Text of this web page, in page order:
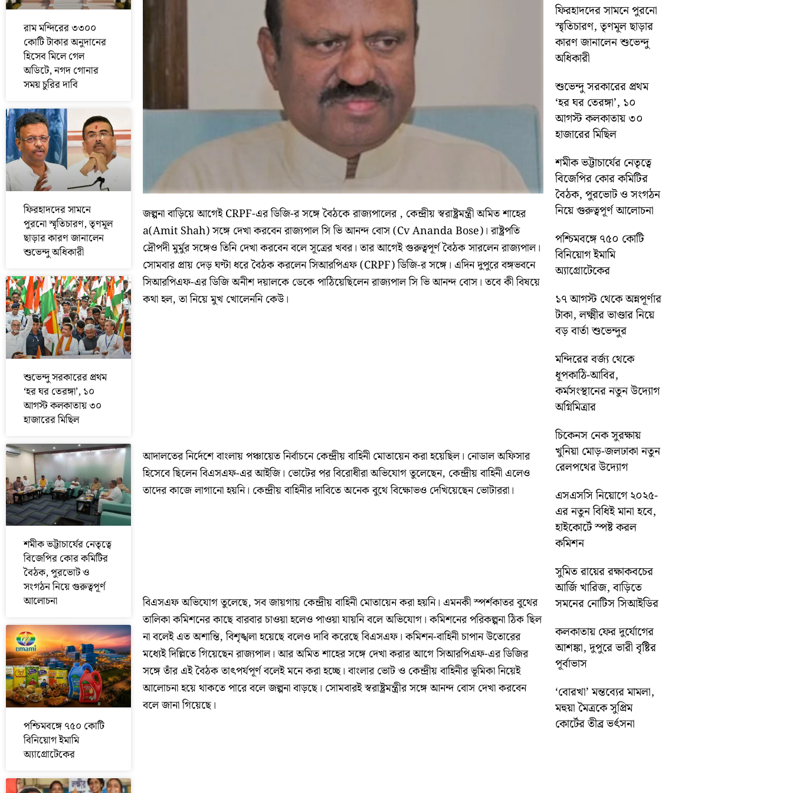
রাম মন্দিরের ৩৩০০
কোটি টাকার অনুদানের
হিসেব মিলে গেল
অডিটে, নগদ গোনার
সময় চুরির দাবি
ফিরহাদদের সামনে
পুরনো স্মৃতিচারণ, তৃণমূল
ছাড়ার কারণ জানালেন
শুভেন্দু অধিকারী
শুভেন্দু সরকারের প্রথম
‘হর ঘর তেরঙ্গা’, ১০
আগস্ট কলকাতায় ৩০
হাজারের মিছিল
শমীক ভট্টাচার্যের নেতৃত্বে
বিজেপির কোর কমিটির
বৈঠক, পুরভোট ও
সংগঠন নিয়ে গুরুত্বপূর্ণ
আলোচনা
পশ্চিমবঙ্গে ৭৫০ কোটি
বিনিয়োগ ইমামি
অ্যাগ্রোটেকের
জল্পনা বাড়িয়ে আগেই CRPF-এর ডিজি-র সঙ্গে বৈঠকে রাজ্যপালের , কেন্দ্রীয় স্বরাষ্ট্রমন্ত্রী অমিত শাহের
a(Amit Shah) সঙ্গে দেখা করবেন রাজ্যপাল সি ভি আনন্দ বোস (Cv Ananda Bose)। রাষ্ট্রপতি
দ্রৌপদী মুর্মুর সঙ্গেও তিনি দেখা করবেন বলে সূত্রের খবর। তার আগেই গুরুত্বপূর্ণ বৈঠক সারলেন রাজ্যপাল।
সোমবার প্রায় দেড় ঘণ্টা ধরে বৈঠক করলেন সিআরপিএফ (CRPF) ডিজি-র সঙ্গে। এদিন দুপুরে বঙ্গভবনে
সিআরপিএফ-এর ডিজি অনীশ দয়ালকে ডেকে পাঠিয়েছিলেন রাজ্যপাল সি ভি আনন্দ বোস। তবে কী বিষয়ে
কথা হল, তা নিয়ে মুখ খোলেননি কেউ।
আদালতের নির্দেশে বাংলায় পঞ্চায়েত নির্বাচনে কেন্দ্রীয় বাহিনী মোতায়েন করা হয়েছিল। নোডাল অফিসার
হিসেবে ছিলেন বিএসএফ-এর আইজি। ভোটের পর বিরোধীরা অভিযোগ তুলেছেন, কেন্দ্রীয় বাহিনী এলেও
তাদের কাজে লাগানো হয়নি। কেন্দ্রীয় বাহিনীর দাবিতে অনেক বুথে বিক্ষোভও দেখিয়েছেন ভোটাররা।
বিএসএফ অভিযোগ তুলেছে, সব জায়গায় কেন্দ্রীয় বাহিনী মোতায়েন করা হয়নি। এমনকী স্পর্শকাতর বুথের
তালিকা কমিশনের কাছে বারবার চাওয়া হলেও পাওয়া যায়নি বলে অভিযোগ। কমিশনের পরিকল্পনা ঠিক ছিল
না বলেই এত অশান্তি, বিশৃঙ্খলা হয়েছে বলেও দাবি করেছে বিএসএফ। কমিশন-বাহিনী চাপান উতোরের
মধ্যেই দিল্লিতে গিয়েছেন রাজ্যপাল। আর অমিত শাহের সঙ্গে দেখা করার আগে সিআরপিএফ-এর ডিজির
সঙ্গে তাঁর এই বৈঠক তাৎপর্যপূর্ণ বলেই মনে করা হচ্ছে। বাংলার ভোট ও কেন্দ্রীয় বাহিনীর ভূমিকা নিয়েই
আলোচনা হয়ে থাকতে পারে বলে জল্পনা বাড়ছে। সোমবারই স্বরাষ্ট্রমন্ত্রীর সঙ্গে আনন্দ বোস দেখা করবেন
বলে জানা গিয়েছে।
ফিরহাদদের সামনে পুরনো
স্মৃতিচারণ, তৃণমূল ছাড়ার
কারণ জানালেন শুভেন্দু
অধিকারী
শুভেন্দু সরকারের প্রথম
‘হর ঘর তেরঙ্গা’, ১০
আগস্ট কলকাতায় ৩০
হাজারের মিছিল
শমীক ভট্টাচার্যের নেতৃত্বে
বিজেপির কোর কমিটির
বৈঠক, পুরভোট ও সংগঠন
নিয়ে গুরুত্বপূর্ণ আলোচনা
পশ্চিমবঙ্গে ৭৫০ কোটি
বিনিয়োগ ইমামি
অ্যাগ্রোটেকের
১৭ আগস্ট থেকে অন্নপূর্ণার
টাকা, লক্ষ্মীর ভাণ্ডার নিয়ে
বড় বার্তা শুভেন্দুর
মন্দিরের বর্জ্য থেকে
ধূপকাঠি-আবির,
কর্মসংস্থানের নতুন উদ্যোগ
অগ্নিমিত্রার
চিকেনস নেক সুরক্ষায়
খুনিয়া মোড়-জলঢাকা নতুন
রেলপথের উদ্যোগ
এসএসসি নিয়োগে ২০২৫-
এর নতুন বিধিই মানা হবে,
হাইকোর্টে স্পষ্ট করল
কমিশন
সুমিত রায়ের রক্ষাকবচের
আর্জি খারিজ, বাড়িতে
সমনের নোটিস সিআইডির
কলকাতায় ফের দুর্যোগের
আশঙ্কা, দুপুরে ভারী বৃষ্টির
পূর্বাভাস
‘বোরখা’ মন্তব্যের মামলা,
মহুয়া মৈত্রকে সুপ্রিম
কোর্টের তীব্র ভর্ৎসনা